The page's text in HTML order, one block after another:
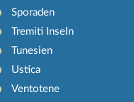
Sporaden
Tremiti Inseln
Tunesien
Ustica
Ventotene